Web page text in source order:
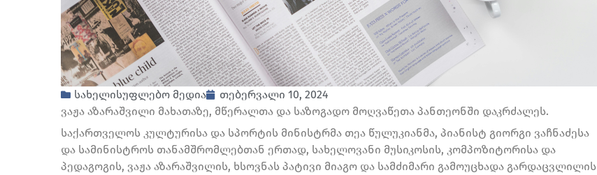
სახელისუფლებო მედია
თებერვალი 10, 2024
ვაჟა აზარაშვილი მახათაზე, მწერალთა და საზოგადო მოღვაწეთა პანთეონში დაკრძალეს.
საქართველოს კულტურისა და სპორტის მინისტრმა თეა წულუკიანმა, პიანისტ გიორგი ვაჩნაძესა
და სამინისტროს თანამშრომლებთან ერთად, სახელოვანი მუსიკოსის, კომპოზიტორისა და
პედაგოგის, ვაჟა აზარაშვილის, ხსოვნას პატივი მიაგო და სამძიმარი გამოუცხადა გარდაცვლილის